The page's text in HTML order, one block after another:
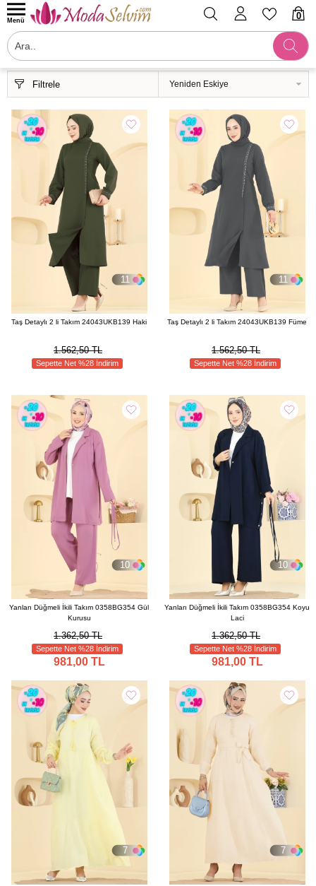
0
Menü
Filtrele
11
Taş Detaylı 2 li Takım 24043UKB139 Haki
1.562,50 TL
Sepette Net %28 İndirim
11
Taş Detaylı 2 li Takım 24043UKB139 Füme
1.562,50 TL
Sepette Net %28 İndirim
10
Yanları Düğmeli İkili Takım 0358BG354 Gül
Kurusu
1.362,50 TL
Sepette Net %28 İndirim
981,00 TL
10
Yanları Düğmeli İkili Takım 0358BG354 Koyu
Laci
1.362,50 TL
Sepette Net %28 İndirim
981,00 TL
7 7